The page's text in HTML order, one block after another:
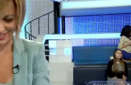
» Test